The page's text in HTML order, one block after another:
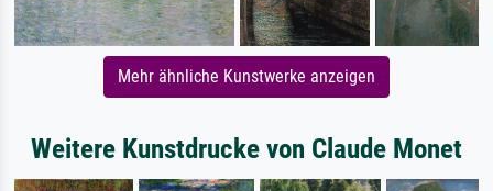
Mehr ähnliche Kunstwerke anzeigen
Weitere Kunstdrucke von Claude Monet